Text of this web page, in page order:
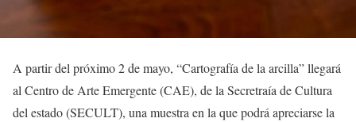
A partir del próximo 2 de mayo, “Cartografía de la arcilla” llegará
al Centro de Arte Emergente (CAE), de la Secretraía de Cultura
del estado (SECULT), una muestra en la que podrá apreciarse la